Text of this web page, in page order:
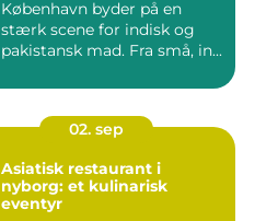
København byder på en
stærk scene for indisk og
pakistansk mad. Fra små, in...
02. sep
Asiatisk restaurant i
nyborg: et kulinarisk
eventyr